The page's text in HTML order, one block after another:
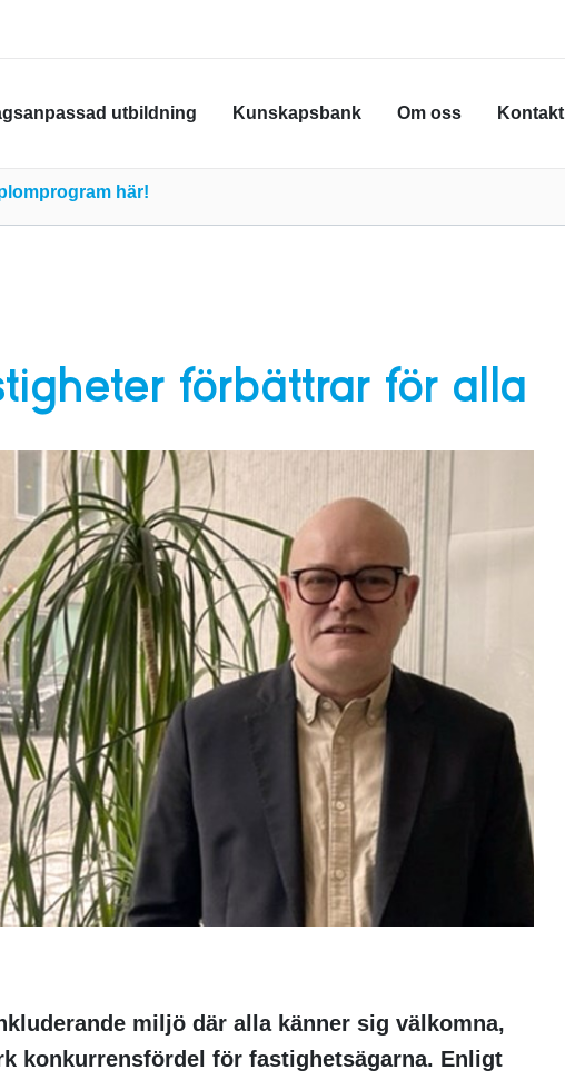
utbildning Kunskapsbank Om oss Kontakt
här!
förbättrar för alla
miljö där alla känner sig välkomna,
konkurrensfördel för fastighetsägarna. Enligt